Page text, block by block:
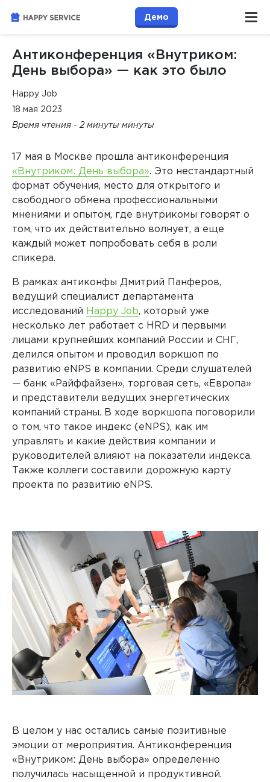
Демо
Антиконференция «Внутриком:
День выбора» — как это было
Happy Job
18 мая 2023
Время чтения - 2 минуты минуты
17 мая в Москве прошла антиконференция
«Внутриком: День выбора». Это нестандартный
формат обучения, место для открытого и
свободного обмена профессиональными
мнениями и опытом, где внутрикомы говорят о
том, что их действительно волнует, а еще
каждый может попробовать себя в роли
спикера.
В рамках антиконфы Дмитрий Панферов,
ведущий специалист департамента
исследований Happy Job, который уже
несколько лет работает с HRD и первыми
лицами крупнейших компаний России и СНГ,
делился опытом и проводил воркшоп по
развитию eNPS в компании. Среди слушателей
— банк «Райффайзен», торговая сеть, «Европа»
и представители ведущих энергетических
компаний страны. В ходе воркшопа поговорили
о том, что такое индекс (eNPS), как им
управлять и какие действия компании и
руководителей влияют на показатели индекса.
Также коллеги составили дорожную карту
проекта по развитию eNPS.
В целом у нас остались самые позитивные
эмоции от мероприятия. Антиконференция
«Внутриком: День выбора» определенно
получилась насыщенной и продуктивной.